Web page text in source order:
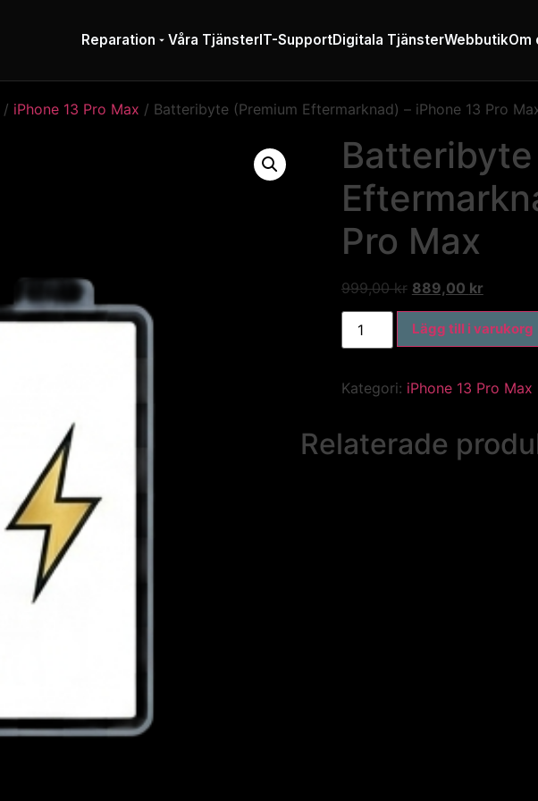
Reparation Våra TjänsterIT-SupportDigitala TjänsterWebbutikOm
/ iPhone 13 Pro Max / Batteribyte (Premium Eftermarknad) – iPhone 13 Pro
Pro Max
999,00kr 889,00 kr
Lägg till i varukorg
Kategori: iPhone 13 Pro Max
Relaterade